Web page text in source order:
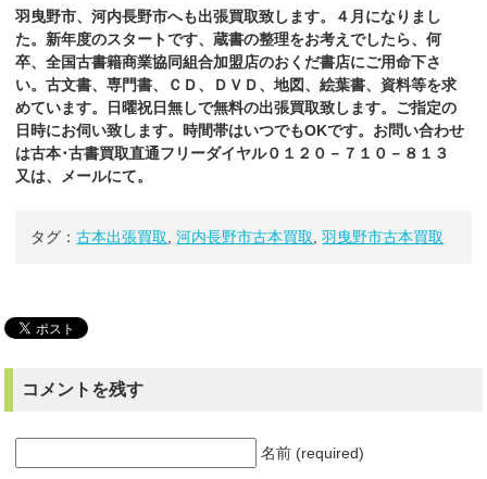
羽曳野市、河内長野市へも出張買取致します。４月になりまし
た。新年度のスタートです、蔵書の整理をお考えでしたら、何
卒、全国古書籍商業協同組合加盟店のおくだ書店にご用命下さ
い。古文書、専門書、ＣＤ、ＤＶＤ、地図、絵葉書、資料等を求
めています。日曜祝日無しで無料の出張買取致します。ご指定の
日時にお伺い致します。時間帯はいつでもOKです。お問い合わせ
は古本･古書買取直通フリーダイヤル０１２０－７１０－８１３
又は、メールにて。
タグ：古本出張買取 ,河内長野市古本買取 ,羽曳野市古本買取
コメントを残す
名前 (required)